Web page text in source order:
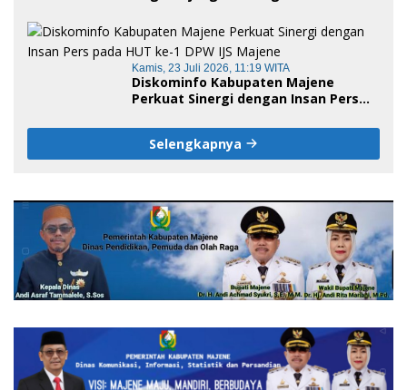
Jadi Embrio Pendirian Politeknik
Negeri Sulawesi Barat
Kamis, 23 Juli 2026, 11:19 WITA
Diskominfo Kabupaten Majene
Perkuat Sinergi dengan Insan Pers
Selengkapnya